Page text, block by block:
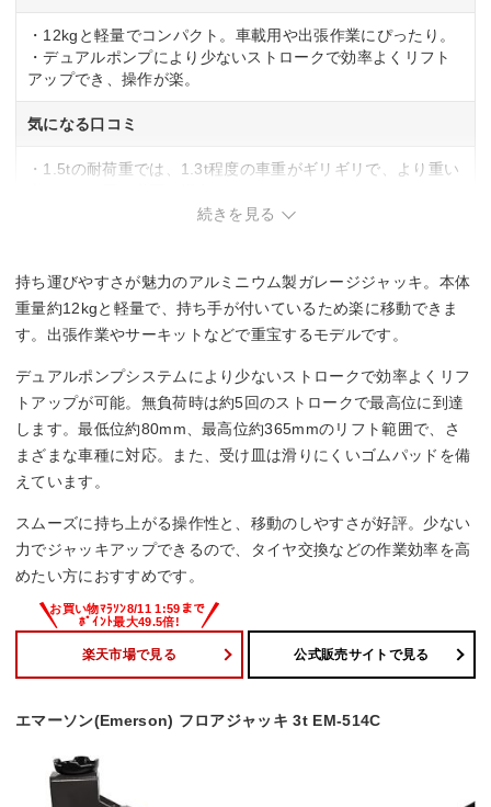
・12kgと軽量でコンパクト。車載用や出張作業にぴったり。
・デュアルポンプにより少ないストロークで効率よくリフト
アップでき、操作が楽。
気になる口コミ
・1.5tの耐荷重では、1.3t程度の車重がギリギリで、より重い
・揚程が365mmと低めのため、ウマをかけるなど追加の作業
続きを見る
持ち運びやすさが魅力のアルミニウム製ガレージジャッキ。本体
重量約12kgと軽量で、持ち手が付いているため楽に移動できま
す。出張作業やサーキットなどで重宝するモデルです。
デュアルポンプシステムにより少ないストロークで効率よくリフ
トアップが可能。無負荷時は約5回のストロークで最高位に到達
します。最低位約80mm、最高位約365mmのリフト範囲で、さ
まざまな車種に対応。また、受け皿は滑りにくいゴムパッドを備
えています。
スムーズに持ち上がる操作性と、移動のしやすさが好評。少ない
力でジャッキアップできるので、タイヤ交換などの作業効率を高
めたい方におすすめです。
楽天市場で見る 公式販売サイトで見る
エマーソン(Emerson) フロアジャッキ 3t EM-514C